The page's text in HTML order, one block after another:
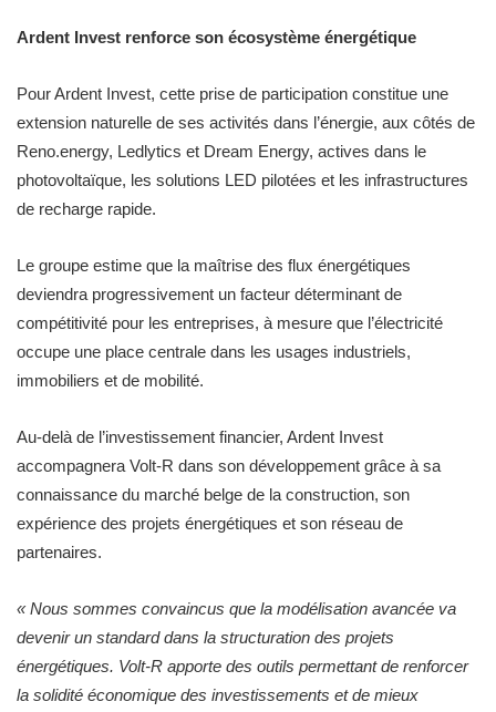
Ardent Invest renforce son écosystème énergétique
Pour Ardent Invest, cette prise de participation constitue une
extension naturelle de ses activités dans l’énergie, aux côtés de
Reno.energy, Ledlytics et Dream Energy, actives dans le
photovoltaïque, les solutions LED pilotées et les infrastructures
de recharge rapide.
Le groupe estime que la maîtrise des flux énergétiques
deviendra progressivement un facteur déterminant de
compétitivité pour les entreprises, à mesure que l’électricité
occupe une place centrale dans les usages industriels,
immobiliers et de mobilité.
Au-delà de l’investissement financier, Ardent Invest
accompagnera Volt-R dans son développement grâce à sa
connaissance du marché belge de la construction, son
expérience des projets énergétiques et son réseau de
partenaires.
« Nous sommes convaincus que la modélisation avancée va
devenir un standard dans la structuration des projets
énergétiques. Volt-R apporte des outils permettant de renforcer
la solidité économique des investissements et de mieux